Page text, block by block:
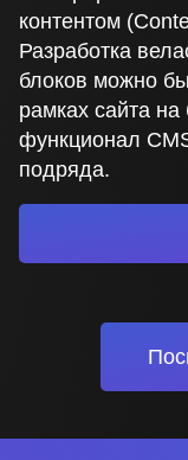
контентом
Разработка
блоков можно
рамках сайта на
функционал
подряда.